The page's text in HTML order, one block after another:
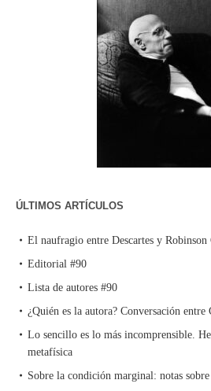
ÚLTIMOS ARTÍCULOS
El naufragio entre Descartes y Robinson
Editorial #90
Lista de autores #90
¿Quién es la autora? Conversación
Lo sencillo es lo más incomprensible.
metafísica
Sobre la condición marginal: notas